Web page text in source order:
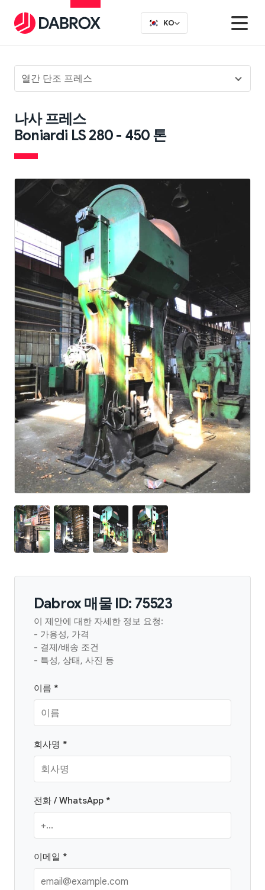
열간 단조 프레스
나사 프레스
Boniardi LS 280 - 450 톤
Dabrox 매물 ID: 75523
이 제안에 대한 자세한 정보 요청:
- 가용성, 가격
- 결제/배송 조건
- 특성, 상태, 사진 등
이름 *
회사명 *
전화 / WhatsApp *
이메일 *